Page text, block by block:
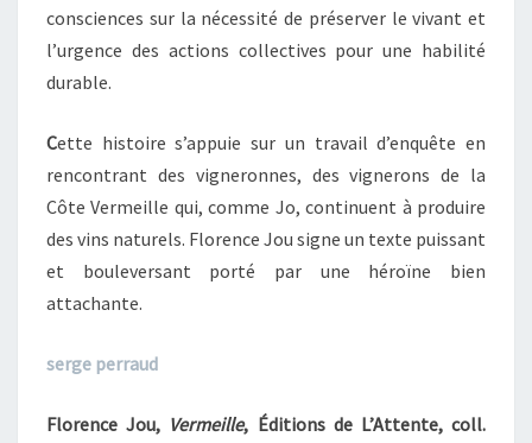
consciences sur la nécessité de préserver le vivant et
l’urgence des actions collectives pour une habilité
durable.
Cette histoire s’appuie sur un travail d’enquête en
rencontrant des vigneronnes, des vignerons de la
Côte Vermeille qui, comme Jo, continuent à produire
des vins naturels. Florence Jou signe un texte puissant
et bouleversant porté par une héroïne bien
attachante.
serge perraud
Florence Jou, Vermeille, Éditions de L’Attente, coll.